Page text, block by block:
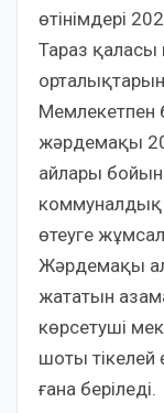
өтінімдері
Тараз
Мемлекетпен
жәрдемақы
айлары
өтеуге
Жәрдемақы
жататын
көрсетуші
шоты тікелей
ғана беріледі.